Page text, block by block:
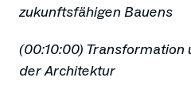
zukunftsfähigen Bauens
(00:10:00) Transformation
der Architektur